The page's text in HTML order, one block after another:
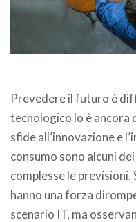
Prevedere il futuro è
tecnologico lo è ancora
sfide all’innovazione e
consumo sono alcuni
complesse le previsioni.
hanno una forza
scenario IT, ma